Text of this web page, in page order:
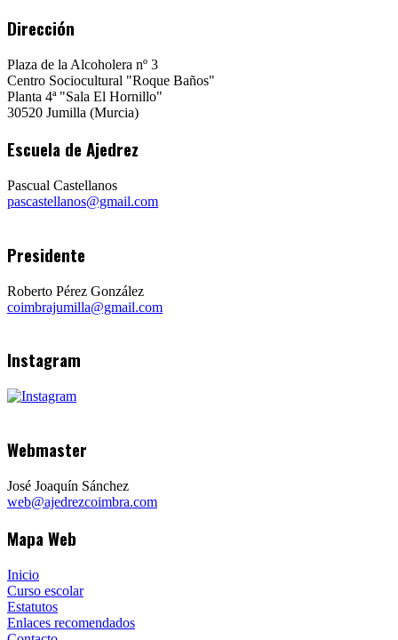
Dirección
Plaza de la Alcoholera nº 3
Centro Sociocultural "Roque Baños"
Planta 4ª "Sala El Hornillo"
30520 Jumilla (Murcia)
Escuela de Ajedrez
Pascual Castellanos
pascastellanos@gmail.com
Presidente
Roberto Pérez González
coimbrajumilla@gmail.com
Instagram
Webmaster
José Joaquín Sánchez
web@ajedrezcoimbra.com
Mapa Web
Inicio
Curso escolar
Estatutos
Enlaces recomendados